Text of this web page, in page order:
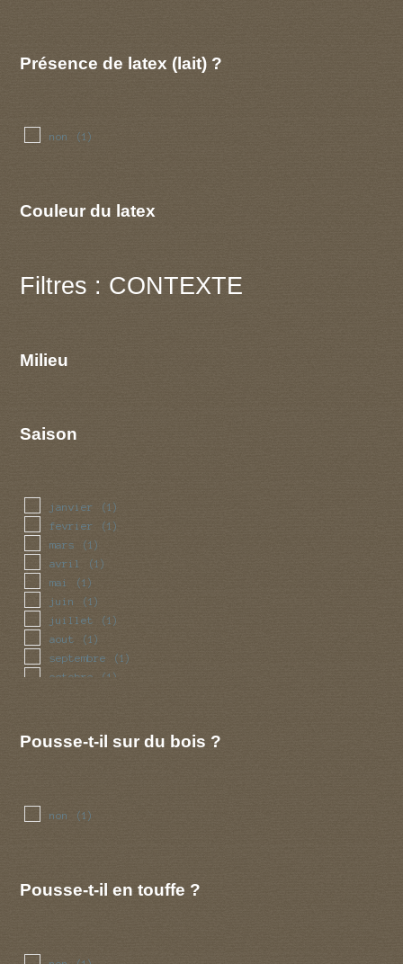
Présence de latex (lait) ?
non (1)
Couleur du latex
Filtres : CONTEXTE
Milieu
Saison
janvier (1)
fevrier (1)
mars (1)
avril (1)
mai (1)
juin (1)
juillet (1)
aout (1)
septembre (1)
octobre (1)
Pousse-t-il sur du bois ?
non (1)
Pousse-t-il en touffe ?